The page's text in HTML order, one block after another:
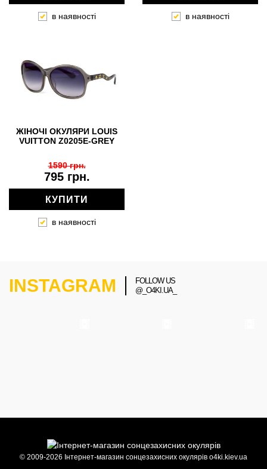
в наявності в наявності
ЖІНОЧІ ОКУЛЯРИ LOUIS
VUITTON Z0205E-GREY
795 грн.
1590 грн.
КУПИТИ
в наявності
INSTAGRAM
FOLLOW US
@_O4KI.UA_
© 2009-2026 Інтернет-магазин сонцезахисних окулярів o4ki.kiev.ua